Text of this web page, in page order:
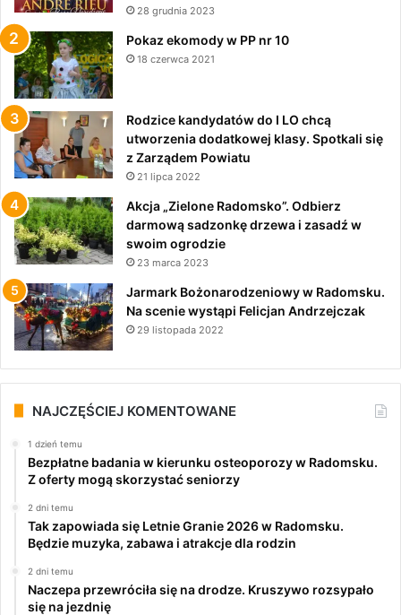
28 grudnia 2023
Pokaz ekomody w PP nr 10
18 czerwca 2021
Rodzice kandydatów do I LO chcą
utworzenia dodatkowej klasy. Spotkali się
z Zarządem Powiatu
21 lipca 2022
Akcja „Zielone Radomsko”. Odbierz
darmową sadzonkę drzewa i zasadź w
swoim ogrodzie
23 marca 2023
Jarmark Bożonarodzeniowy w Radomsku.
Na scenie wystąpi Felicjan Andrzejczak
29 listopada 2022
NAJCZĘŚCIEJ KOMENTOWANE
1 dzień temu
Bezpłatne badania w kierunku osteoporozy w Radomsku.
Z oferty mogą skorzystać seniorzy
2 dni temu
Tak zapowiada się Letnie Granie 2026 w Radomsku.
Będzie muzyka, zabawa i atrakcje dla rodzin
2 dni temu
Naczepa przewróciła się na drodze. Kruszywo rozsypało
się na jezdnię